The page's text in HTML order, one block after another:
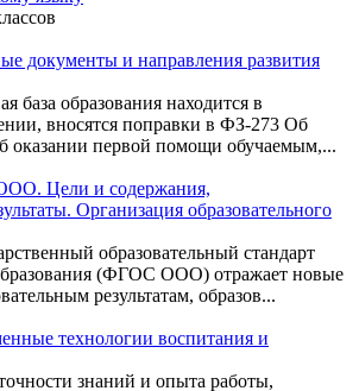
документы и направления развития
база образования находится в
вносятся поправки в ФЗ-273 Об
оказании первой помощи обучаемым,...
Цели и содержания,
Организация образовательного
образовательный стандарт
(ФГОС ООО) отражает новые
результатам, образов...
технологии воспитания и
знаний и опыта работы,